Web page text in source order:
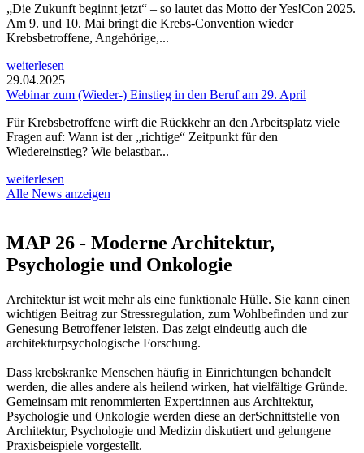
„Die Zukunft beginnt jetzt“ – so lautet das Motto der Yes!Con 2025.
Am 9. und 10. Mai bringt die Krebs-Convention wieder
Krebsbetroffene, Angehörige,...
weiterlesen
29.04.2025
Webinar zum (Wieder-) Einstieg in den Beruf am 29. April
Für Krebsbetroffene wirft die Rückkehr an den Arbeitsplatz viele
Fragen auf: Wann ist der „richtige“ Zeitpunkt für den
Wiedereinstieg? Wie belastbar...
weiterlesen
Alle News anzeigen
MAP 26 - Moderne Architektur,
Psychologie und Onkologie
Architektur ist weit mehr als eine funktionale Hülle. Sie kann einen
wichtigen Beitrag zur Stressregulation, zum Wohlbefinden und zur
Genesung Betroffener leisten. Das zeigt eindeutig auch die
architekturpsychologische Forschung.
Dass krebskranke Menschen häufig in Einrichtungen behandelt
werden, die alles andere als heilend wirken, hat vielfältige Gründe.
Gemeinsam mit renommierten Expert:innen aus Architektur,
Psychologie und Onkologie werden diese an derSchnittstelle von
Architektur, Psychologie und Medizin diskutiert und gelungene
Praxisbeispiele vorgestellt.